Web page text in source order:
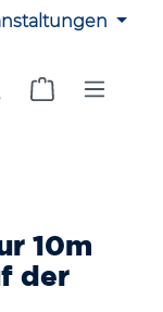
0 Produkte auf
Warenkorb
10m
der